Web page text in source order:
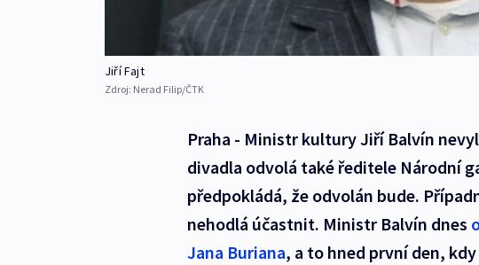
Jiří Fajt
Zdroj: Nerad Filip/ČTK
Praha - Ministr kultury Jiří Balvín
divadla odvolá také ředitele Národní
předpokládá, že odvolán bude.
nehodlá účastnit. Ministr Balvín dnes
Jana Buriana, a to hned první den,